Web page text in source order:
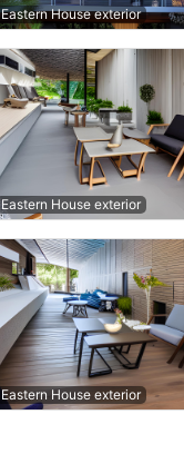
Eastern House exterior
Eastern House exterior
Eastern House exterior